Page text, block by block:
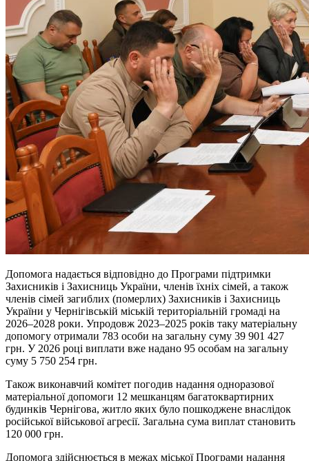
Допомога надається відповідно до Програми підтримки
Захисників і Захисниць України, членів їхніх сімей, а також
членів сімей загиблих (померлих) Захисників і Захисниць
України у Чернігівській міській територіальній громаді на
2026–2028 роки. Упродовж 2023–2025 років таку матеріальну
допомогу отримали 783 особи на загальну суму 39 901 427
грн. У 2026 році виплати вже надано 95 особам на загальну
суму 5 750 254 грн.
Також виконавчий комітет погодив надання одноразової
матеріальної допомоги 12 мешканцям багатоквартирних
будинків Чернігова, житло яких було пошкоджене внаслідок
російської військової агресії. Загальна сума виплат становить
120 000 грн.
Допомога здійснюється в межах міської Програми надання